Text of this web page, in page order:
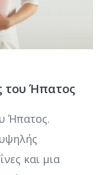
του Ήπατος
Ήπατος.
και μια